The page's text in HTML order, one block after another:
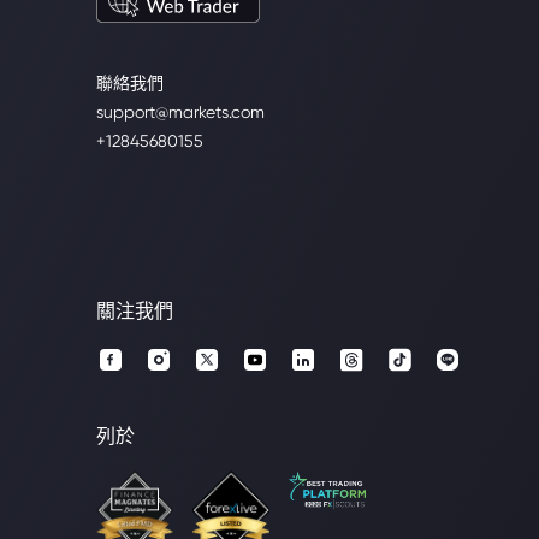
聯絡我們
support@markets.com
+12845680155
關注我們
列於